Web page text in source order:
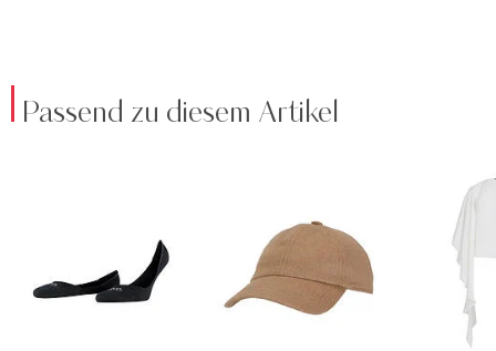
Passend zu diesem Artikel